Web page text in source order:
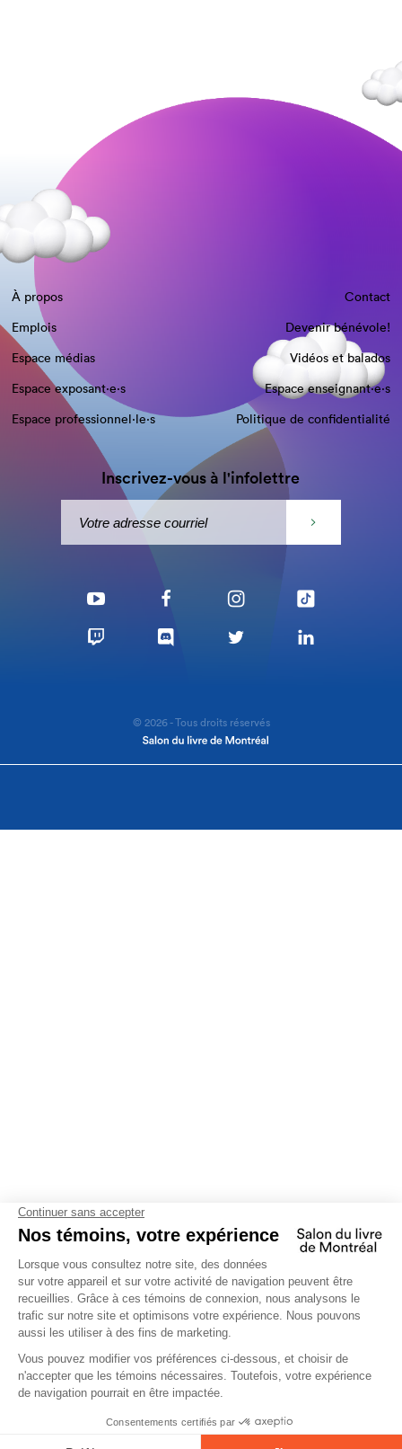
À propos
Contact
Emplois
Devenir bénévole!
Espace médias
Vidéos et balados
Espace exposant·e⋅s
Espace enseignant·e⋅s
Espace professionnel·le⋅s
Politique de confidentialité
Inscrivez-vous à l'infolettre
© 2026 - Tous droits réservés